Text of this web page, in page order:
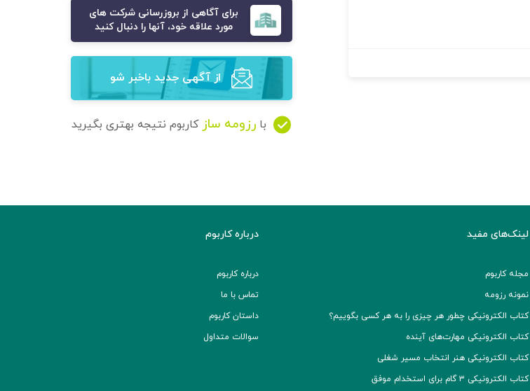
برای آگاهی از بروزرسانی شرکت های
مورد علاقه خود، آنها را دنبال کنید
از آگهی‌ جدید باخبر شو
با رزومه ساز کاربوم نتیجه بهتری بگیرید
لینک‌های مفید
مجله کاربوم
نمونه رزومه
کتاب الکترونیکی چطور هر چیزی را به هر کسی بگوییم؟
کتاب الکترونیکی مهارت‌های آینده
کتاب الکترونیکی هنر انتخاب مسیر شغلی
کتاب الکترونیکی ۳ گام برای استخدام موفق
درباره کاربوم
درباره کاربوم
تماس با ما
داستان کاربوم
سوالات متداول